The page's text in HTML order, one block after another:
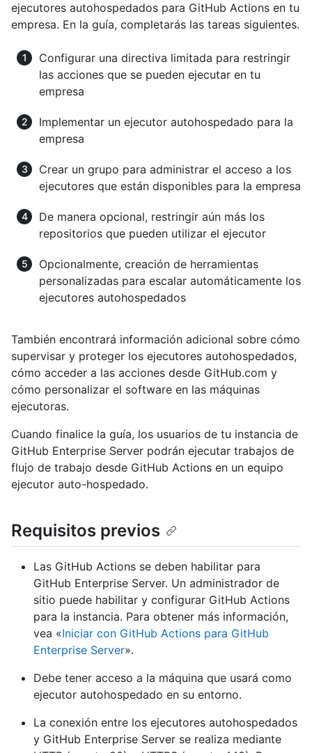
ejecutores autohospedados para GitHub Actions en tu
empresa. En la guía, completarás las tareas siguientes.
Configurar una directiva limitada para restringir
las acciones que se pueden ejecutar en tu
empresa
Implementar un ejecutor autohospedado para la
empresa
Crear un grupo para administrar el acceso a los
ejecutores que están disponibles para la empresa
De manera opcional, restringir aún más los
repositorios que pueden utilizar el ejecutor
Opcionalmente, creación de herramientas
personalizadas para escalar automáticamente los
ejecutores autohospedados
También encontrará información adicional sobre cómo
supervisar y proteger los ejecutores autohospedados,
cómo acceder a las acciones desde GitHub.com y
cómo personalizar el software en las máquinas
ejecutoras.
Cuando finalice la guía, los usuarios de tu instancia de
GitHub Enterprise Server podrán ejecutar trabajos de
flujo de trabajo desde GitHub Actions en un equipo
ejecutor auto-hospedado.
Requisitos previos
Las GitHub Actions se deben habilitar para
GitHub Enterprise Server. Un administrador de
sitio puede habilitar y configurar GitHub Actions
para la instancia. Para obtener más información,
vea «Iniciar con GitHub Actions para GitHub
Enterprise Server».
Debe tener acceso a la máquina que usará como
ejecutor autohospedado en su entorno.
La conexión entre los ejecutores autohospedados
y GitHub Enterprise Server se realiza mediante